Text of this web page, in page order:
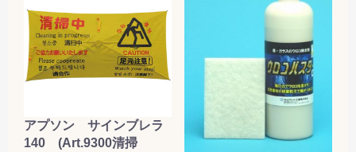
アプソン サインブレラ
140 (Art.9300清掃